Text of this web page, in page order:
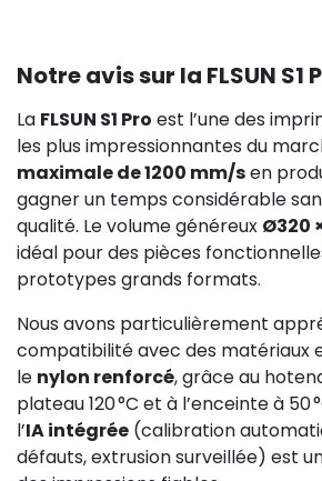
Notre avis sur la FLSUN S1
La FLSUN S1 Pro est l’une des
les plus impressionnantes du
maximale de 1200 mm/sen
gagner un temps considérable
qualité. Le volume généreux Ø320
idéal pour des pièces
prototypes grands formats.
Nous avons particulièrement
compatibilité avec des matériaux
le nylon renforcé, grâce au
plateau 120 °C et à l’enceinte à 50
l’IA intégrée (calibration
défauts, extrusion surveillée) est